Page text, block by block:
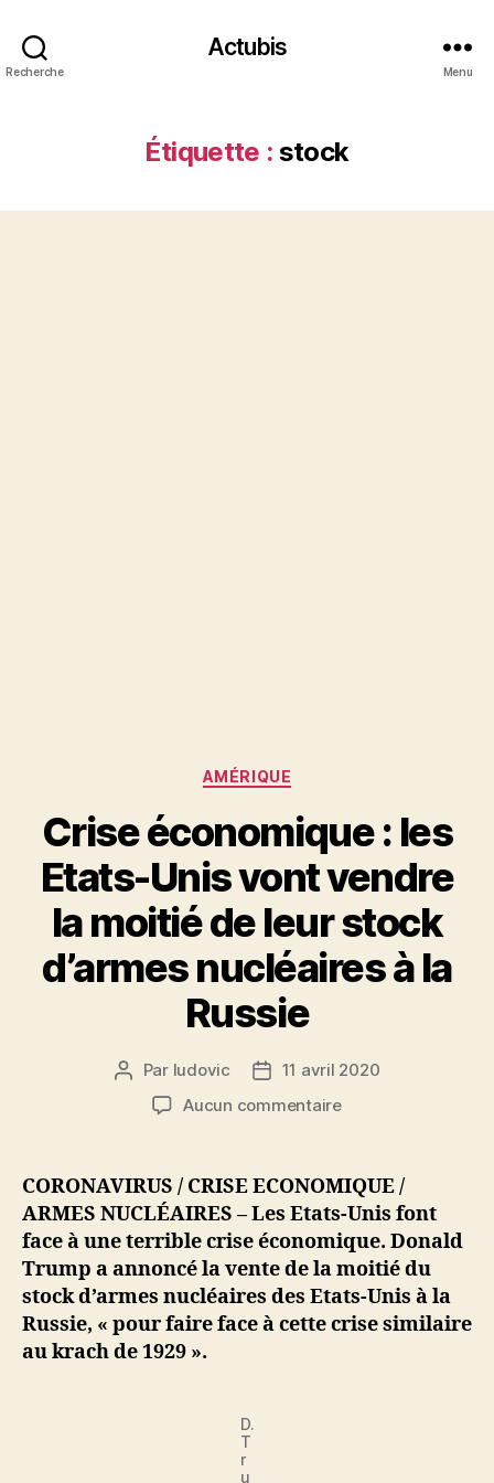
Recherche
Actubis
Menu
Étiquette : stock
Catégories
AMÉRIQUE
Crise économique : les
Etats-Unis vont vendre
la moitié de leur stock
d’armes nucléaires à la
Russie
Auteur
l’article
Par ludovic
Date11 avril 2020
Aucun commentairesur
:
les
Etats-
Unis
vont
vendre
la
CORONAVIRUS / CRISE ECONOMIQUE /
ARMES NUCLÉAIRES – Les Etats-Unis font
face à une terrible crise économique. Donald
Trump a annoncé la vente de la moitié du
stock d’armes nucléaires des Etats-Unis à la
Russie, « pour faire face à cette crise similaire
au krach de 1929 ».
D.
T
r
u